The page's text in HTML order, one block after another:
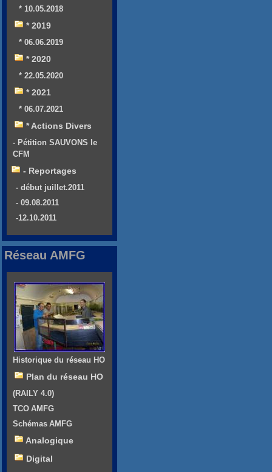
* 10.05.2018
* 2019
* 06.06.2019
* 2020
* 22.05.2020
* 2021
* 06.07.2021
* Actions Divers
- Pétition SAUVONS le
CFM
- Reportages
- début juillet.2011
- 09.08.2011
-12.10.2011
Réseau AMFG
Historique du réseau HO
Plan du réseau HO
(RAILY 4.0)
TCO AMFG
Schémas AMFG
Analogique
Digital